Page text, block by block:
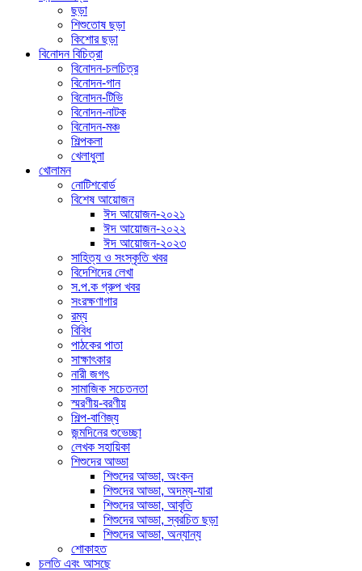
ছড়া
শিশুতোষ ছড়া
কিশোর ছড়া
বিনোদন বিচিত্রা
বিনোদন-চলচিত্র
বিনোদন-গান
বিনোদন-টিভি
বিনোদন-নাটক
বিনোদন-মঞ্চ
শিল্পকলা
খেলাধুলা
খোলামন
নোটিশবোর্ড
বিশেষ আয়োজন
ঈদ আয়োজন-২০২১
ঈদ আয়োজন-২০২২
ঈদ আয়োজন-২০২৩
সাহিত্য ও সংস্কৃতি খবর
বিদেশিদের লেখা
স.প.ক গ্রুপ খবর
সংরক্ষণাগার
রম্য
বিবিধ
পাঠকের পাতা
সাক্ষাৎকার
নারী জগৎ
সামাজিক সচেতনতা
স্মরণীয়-বরণীয়
শিল্প-বাণিজ্য
জন্মদিনের শুভেচ্ছা
লেখক সহায়িকা
শিশুদের আড্ডা
শিশুদের আড্ডা, অংকন
শিশুদের আড্ডা, অদম্য-যারা
শিশুদের আড্ডা, আবৃতি
শিশুদের আড্ডা, স্বরচিত ছড়া
শিশুদের আড্ডা, অন্যান্য
শোকাহত
চলতি এবং আসছে